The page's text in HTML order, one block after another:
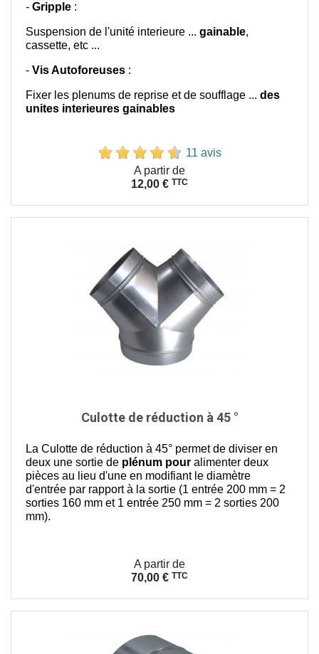
- Gripple :
Suspension de l'unité interieure ... gainable,
cassette, etc ...
- Vis Autoforeuses :
Fixer les plenums de reprise et de soufflage ... des
unites interieures gainables
11 avis
A partir de
12,00 € TTC
Culotte de réduction à 45 °
La Culotte de réduction à 45° permet de diviser en
deux une sortie de plénum pour alimenter deux
pièces au lieu d'une en modifiant le diamètre
d'entrée par rapport à la sortie (1 entrée 200 mm = 2
sorties 160 mm et 1 entrée 250 mm = 2 sorties 200
mm).
A partir de
70,00 € TTC